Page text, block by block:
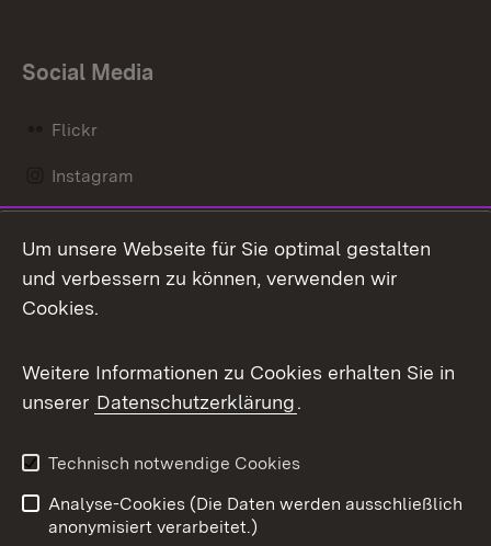
Social Media
Flickr
Instagram
Mastodon
Messenger
Social Wall
X / Twitter
Youtube
Um unsere Webseite für Sie optimal gestalten
und verbessern zu können, verwenden wir
Cookies.
Weitere Informationen zu Cookies erhalten Sie in
unserer Datenschutzerklärung.
Technisch notwendige Cookies
Analyse-Cookies (Die Daten werden ausschließlich
anonymisiert verarbeitet.)